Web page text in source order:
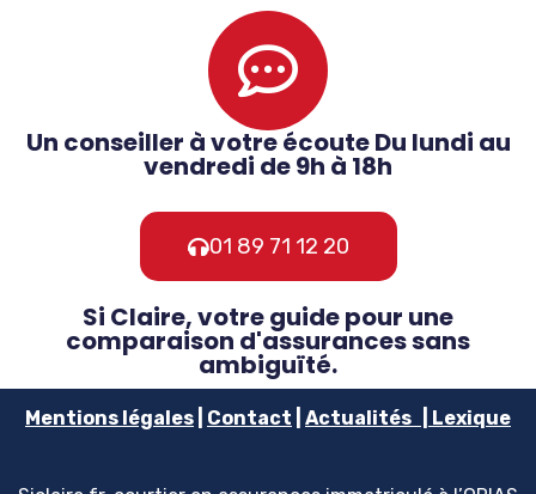
Un conseiller à votre écoute Du lundi au
vendredi de 9h à 18h
01 89 71 12 20
Si Claire, votre guide pour une
comparaison d'assurances sans
ambiguïté.
Mentions légales Contact Actualités Lexique